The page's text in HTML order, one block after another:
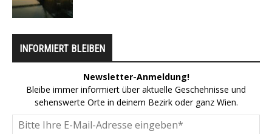
INFORMIERT BLEIBEN
Newsletter-Anmeldung!
Bleibe immer informiert über aktuelle Geschehnisse und
sehenswerte Orte in deinem Bezirk oder ganz Wien.